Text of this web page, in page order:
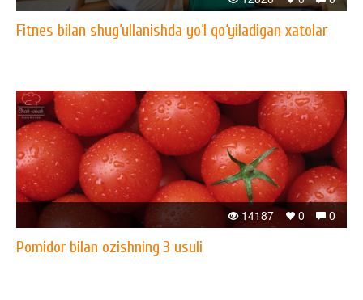
Fitnes bilan shug‘ullanishda yo‘l qo‘yiladigan xatolar
0
0
14187
Pomidor bilan ozishning 3 usuli